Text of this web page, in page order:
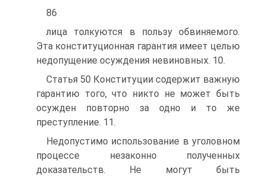
86
лица толкуются в пользу обвиняемого.
Эта конституционная гарантия имеет целью
недопущение осуждения невиновных. 10.
Статья 50 Конституции содержит важную
гарантию того, что никто не может быть
осужден повторно за одно и то же
преступление. 11.
Недопустимо использование в уголовном
процессе незаконно полученных
доказательств. Не могут быть